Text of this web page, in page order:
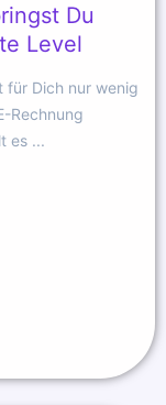
Du
Level
für Dich nur wenig
Rechnung
es ...